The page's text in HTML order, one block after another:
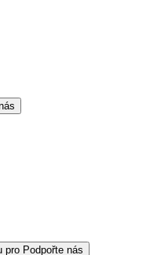
pro Podpořte nás